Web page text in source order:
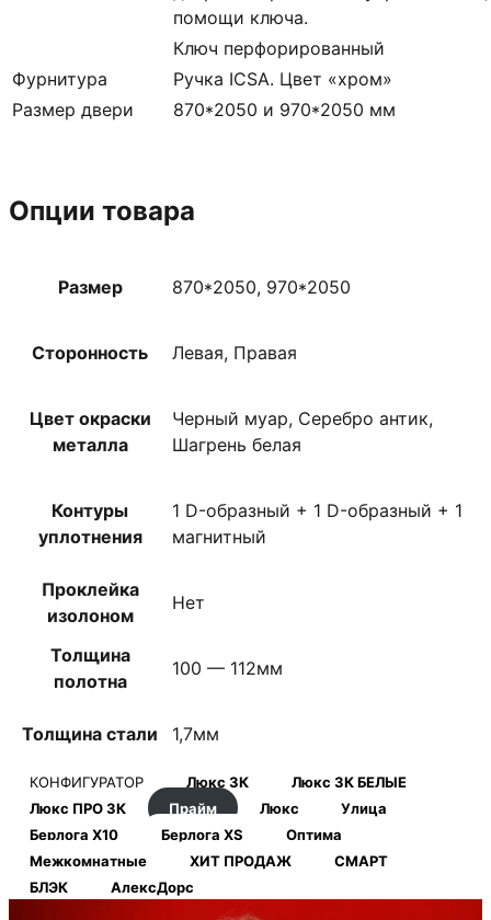
помощи ключа.
Ключ перфорированный
Фурнитура
Ручка ICSA. Цвет «хром»
Размер двери
870*2050 и 970*2050 мм
Опции товара
Размер 870*2050, 970*2050
Сторонность Левая, Правая
Цвет окраски
металла
Черный муар, Серебро антик,
Шагрень белая
Контуры
уплотнения
1 D-образный + 1 D-образный + 1
магнитный
Проклейка
изолоном
Нет
Толщина
полотна
100 — 112мм
Толщина стали 1,7мм
КОНФИГУРАТОР Люкс 3К
Люкс 3К БЕЛЫЕ
Люкс ПРО 3К
Прайм Люкс
Улица
Берлога Х10
Берлога XS
Оптима
Межкомнатные
ХИТ ПРОДАЖ
СМАРТ
БЛЭК
АлексДорс